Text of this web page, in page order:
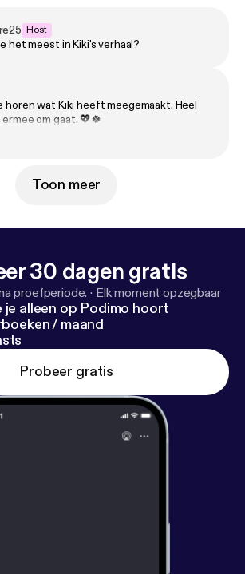
digitale leven. Kiki ontdekt
intieme beelden, deepfakes,
Tegelijkertijd moet ze omgaan
dat haar partner niet alleen dader
maar zelf ook slachtoffer. Nu
Tonny Media.
Host
het meest in Kiki's verhaal?
horen wat Kiki heeft meegemaakt. Heel
om gaat. 💖🍀
Toon meer
30 dagen gratis
proefperiode. · Elk moment opzegbaar
je alleen op Podimo hoort
/ maand
Probeer gratis